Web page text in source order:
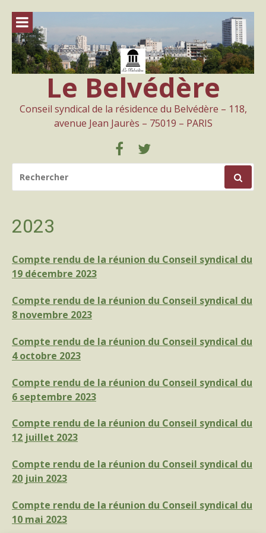
contenu
Le Belvédère
Conseil syndical de la résidence du Belvédère – 118,
avenue Jean Jaurès – 75019 – PARIS
FacebookTwitter
POUR
:
2023
Compte rendu de la réunion du Conseil syndical du
19 décembre 2023
Compte rendu de la réunion du Conseil syndical du
8 novembre 2023
Compte rendu de la réunion du Conseil syndical du
4 octobre 2023
Compte rendu de la réunion du Conseil syndical du
6 septembre 2023
Compte rendu de la réunion du Conseil syndical du
12 juillet 2023
Compte rendu de la réunion du Conseil syndical du
20 juin 2023
Compte rendu de la réunion du Conseil syndical du
10 mai 2023